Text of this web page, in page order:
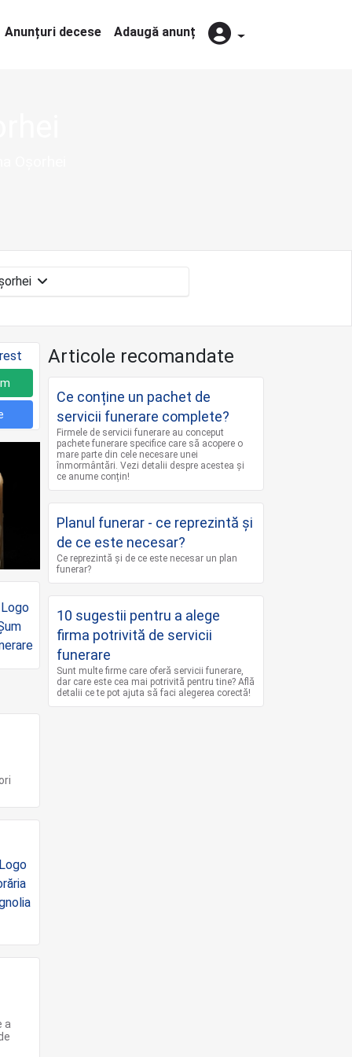
Anunțuri decese Adaugă anunț
a
Articole recomandate
Ce conține un pachet de
servicii funerare complete?
Firmele de servicii funerare au conceput
pachete funerare specifice care să acopere o
mare parte din cele necesare unei
înmormântări. Vezi detalii despre acestea și
ce anume conțin!
Planul funerar - ce reprezintă și
de ce este necesar?
Ce reprezintă și de ce este necesar un plan
funerar?
10 sugestii pentru a alege
firma potrivită de servicii
funerare
Sunt multe firme care oferă servicii funerare,
dar care este cea mai potrivită pentru tine? Află
detalii ce te pot ajuta să faci alegerea corectă!